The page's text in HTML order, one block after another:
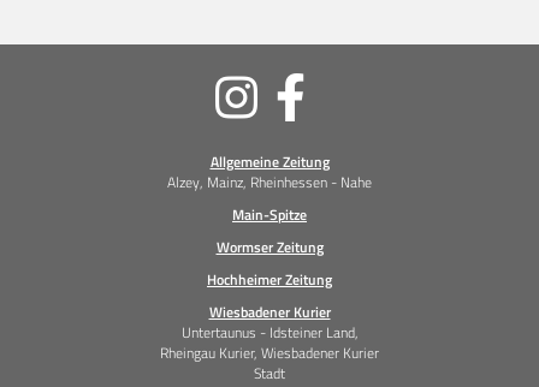
Allgemeine Zeitung
Alzey, Mainz, Rheinhessen - Nahe
Main-Spitze
Wormser Zeitung
Hochheimer Zeitung
Wiesbadener Kurier
Untertaunus - Idsteiner Land,
Rheingau Kurier, Wiesbadener Kurier
Stadt
Soziale
Medien